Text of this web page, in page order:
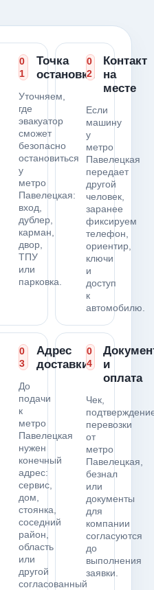
0
1
Точка
остановки
Уточняем,
где
эвакуатор
сможет
безопасно
остановиться
у
метро
Павелецкая:
вход,
дублер,
карман,
двор,
ТПУ
или
парковка.
0
2
Контакт
на
месте
Если
машину
у
метро
Павелецкая
передает
другой
человек,
заранее
фиксируем
телефон,
ориентир,
ключи
и
доступ
к
автомобилю.
0
3
Адрес
доставки
До
подачи
к
метро
Павелецкая
нужен
конечный
адрес:
сервис,
дом,
стоянка,
соседний
район,
область
или
другой
согласованный
0
4
и
оплата
Чек,
перевозки
от
метро
Павелецкая,
безнал
или
документы
для
компании
согласуются
до
выполнения
заявки.